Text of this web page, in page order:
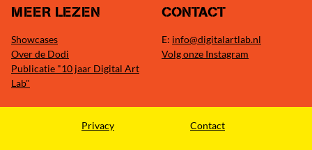
MEER LEZEN
Showcases
Over de Dodi
Publicatie "10 jaar Digital Art
Lab"
CONTACT
E: info@digitalartlab.nl
Volg onze Instagram
Privacy Contact